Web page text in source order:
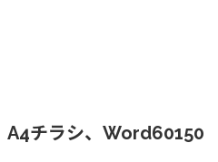
A4チラシ、Word60150